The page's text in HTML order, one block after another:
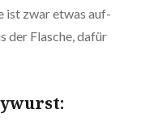
ist zwar etwas auf­
der Flasche, dafür